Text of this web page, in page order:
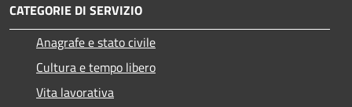
CATEGORIE DI SERVIZIO
Anagrafe e stato civile
Cultura e tempo libero
Vita lavorativa